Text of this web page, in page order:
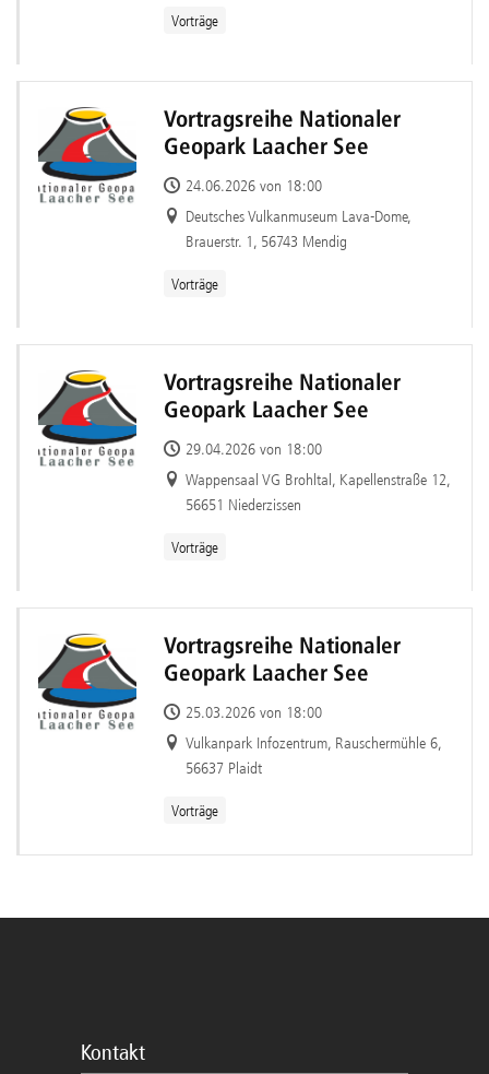
Vorträge
Vortragsreihe Nationaler
Geopark Laacher See
24.06.2026 von 18:00
Deutsches Vulkanmuseum Lava-Dome,
Brauerstr. 1, 56743 Mendig
Vorträge
Vortragsreihe Nationaler
Geopark Laacher See
29.04.2026 von 18:00
Wappensaal VG Brohltal, Kapellenstraße 12,
56651 Niederzissen
Vorträge
Vortragsreihe Nationaler
Geopark Laacher See
25.03.2026 von 18:00
Vulkanpark Infozentrum, Rauschermühle 6,
56637 Plaidt
Vorträge
Kontakt